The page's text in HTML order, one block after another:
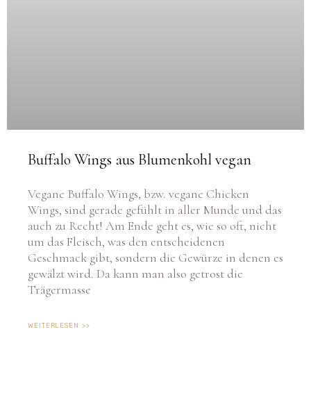
Buffalo Wings aus Blumenkohl vegan
Vegane Buffalo Wings, bzw. vegane Chicken
Wings, sind gerade gefühlt in aller Munde und das
auch zu Recht! Am Ende geht es, wie so oft, nicht
um das Fleisch, was den entscheidenen
Geschmack gibt, sondern die Gewürze in denen es
gewälzt wird. Da kann man also getrost die
Trägermasse
WEITERLESEN >>